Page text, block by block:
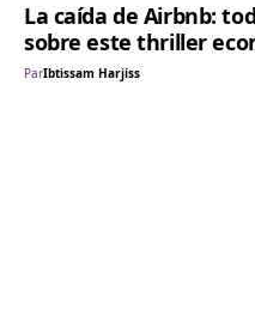
La caída de Airbnb:
sobre este thriller
ParIbtissam Harjiss